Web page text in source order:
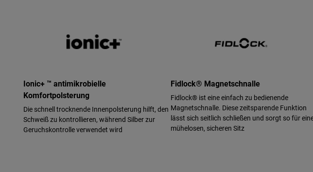
Ionic+ ™ antimikrobielle
Komfortpolsterung
Die schnell trocknende Innenpolsterung hilft, den
Schweiß zu kontrollieren, während Silber zur
Geruchskontrolle verwendet wird
Fidlock® Magnetschnalle
Fidlock® ist eine einfach zu bedienende
Magnetschnalle. Diese zeitsparende Funktion
lässt sich seitlich schließen und sorgt so für
mühelosen, sicheren Sitz